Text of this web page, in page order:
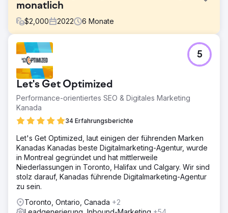
monatlich
$2,000 2022 6 Monate
Herausforderung
Der Kunde ist ein Dienstleister mit über 15 Standorten im
gesamten Stadtgebiet. Sie geben auf allen Plattformen
unverschämt viel Geld für Online-Werbung aus, um Leads
zu generieren. Sie haben große Haie als Konkurrenz und
wollen mit ihnen konkurrieren, indem sie so sind wie sie.
Das ist der Fehler, den sie machen.
Lösung
ihren Erfolg wiederholen. Irgendwann wird Ihnen das
Glück ausgehen. Wir mussten ihnen einen Realitätscheck
geben und sie daran erinnern, sich selbst zu
repräsentieren. Ihre Alleinstellungsmerkmale wurden von
ihnen überhaupt nicht vermarktet. Wir haben uns auf die
Botschaft des Unternehmens konzentriert.
Ergebnis
Let's Get Optimized
Performance-orientiertes SEO & Digitales Marketing
Kanada
34 Erfahrungsberichte
5
Let's Get Optimized, laut einigen der führenden Marken
Kanadas Kanadas beste Digitalmarketing-Agentur, wurde
in Montreal gegründet und hat mittlerweile
Niederlassungen in Toronto, Halifax und Calgary. Wir sind
stolz darauf, Kanadas führende Digitalmarketing-Agentur
zu sein.
Toronto, Ontario, Canada +2